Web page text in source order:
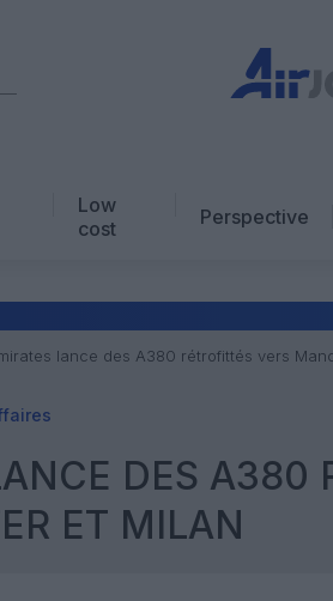
Low
cost
Perspective
lance des A380 rétrofittés vers
DES A380
ET MILAN